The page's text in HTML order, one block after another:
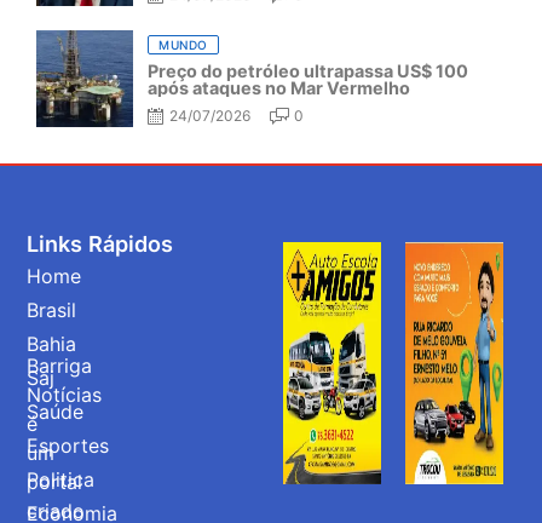
MUNDO
Preço do petróleo ultrapassa US$ 100
após ataques no Mar Vermelho
24/07/2026 0
Barriga
Notícias
é
um
portal
criado
Links Rápidos
Home
Brasil
Bahia
Saj
Saúde
Esportes
Politica
Economia